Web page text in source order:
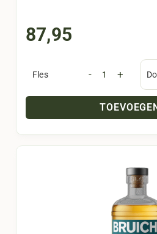
87,95
Fles - +
TOEVOEGEN